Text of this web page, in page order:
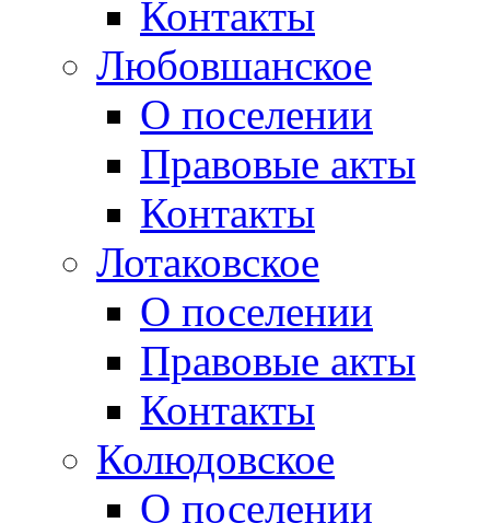
Контакты
Любовшанское
О поселении
Правовые акты
Контакты
Лотаковское
О поселении
Правовые акты
Контакты
Колюдовское
О поселении